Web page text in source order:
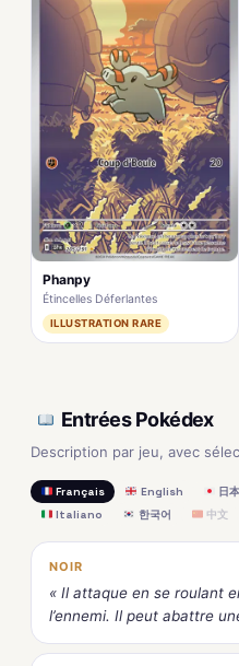
Phanpy
Étincelles Déferlantes
ILLUSTRATION RARE
Entrées Pokédex
Description par jeu, avec
Français English 日
Italiano
한국어 中文
NOIR
« Il attaque en se roulant
l’ennemi. Il peut abattre